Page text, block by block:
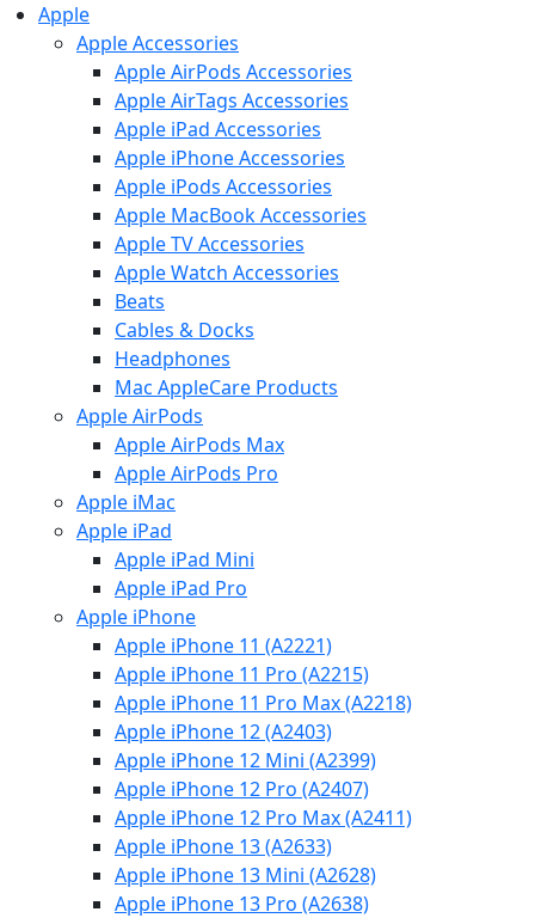
Apple
Apple Accessories
Apple AirPods Accessories
Apple AirTags Accessories
Apple iPad Accessories
Apple iPhone Accessories
Apple iPods Accessories
Apple MacBook Accessories
Apple TV Accessories
Apple Watch Accessories
Beats
Cables & Docks
Headphones
Mac AppleCare Products
Apple AirPods
Apple AirPods Max
Apple AirPods Pro
Apple iMac
Apple iPad
Apple iPad Mini
Apple iPad Pro
Apple iPhone
Apple iPhone 11 (A2221)
Apple iPhone 11 Pro (A2215)
Apple iPhone 11 Pro Max (A2218)
Apple iPhone 12 (A2403)
Apple iPhone 12 Mini (A2399)
Apple iPhone 12 Pro (A2407)
Apple iPhone 12 Pro Max (A2411)
Apple iPhone 13 (A2633)
Apple iPhone 13 Mini (A2628)
Apple iPhone 13 Pro (A2638)